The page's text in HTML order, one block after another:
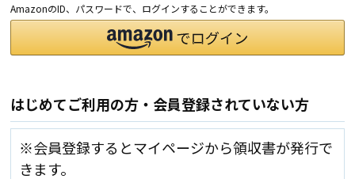
AmazonのID、パスワードで、ログインすることができます。
はじめてご利用の方・会員登録されていない方
※会員登録するとマイページから領収書が発行で
きます。